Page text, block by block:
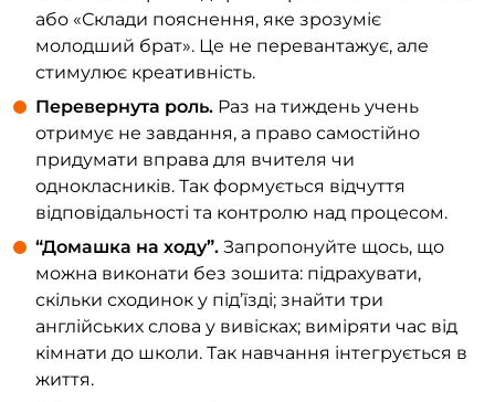
або «Склади пояснення, яке зрозуміє
молодший брат». Це не перевантажує, але
стимулює креативність.
Перевернута роль. Раз на тиждень учень
отримує не завдання, а право самостійно
придумати вправа для вчителя чи
однокласників. Так формується відчуття
відповідальності та контролю над процесом.
“Домашка на ходу”. Запропонуйте щось, що
можна виконати без зошита: підрахувати,
скільки сходинок у під’їзді; знайти три
англійських слова у вивісках; виміряти час від
кімнати до школи. Так навчання інтегрується в
життя.